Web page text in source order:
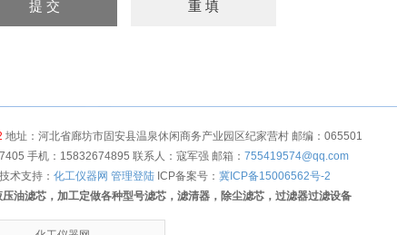
地址：河北省廊坊市固安县温泉休闲商务产业园区纪家营村 邮编：065501
手机：15832674895 联系人：寇军强 邮箱： 755419574@qq.com
术支持： 化工仪器网 管理登陆ICP备案号： 冀ICP备15006562号-2
油滤芯，加工定做各种型号滤芯，滤清器，除尘滤芯，过滤器过滤设备